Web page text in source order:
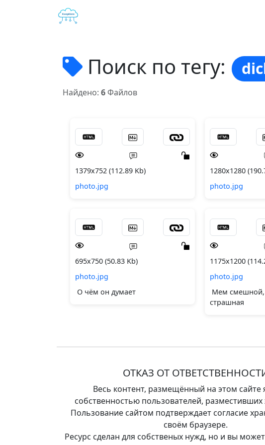
Поиск по тегу:
Найдено: 6Файлов
1379x752 (112.89 Kb)
photo.jpg
1280x1280
photo.jpg
695x750 (50.83 Kb)
photo.jpg
О чём он думает
1175x1200
photo.jpg
Мем смешной,
страшная
ОТКАЗ ОТ
Весь контент, размещённый на этом сайте
собственностью пользователей, разместивших
Пользование сайтом подтверждает согласие
своём браузере.
Ресурс сделан для собственых нужд, но и вы